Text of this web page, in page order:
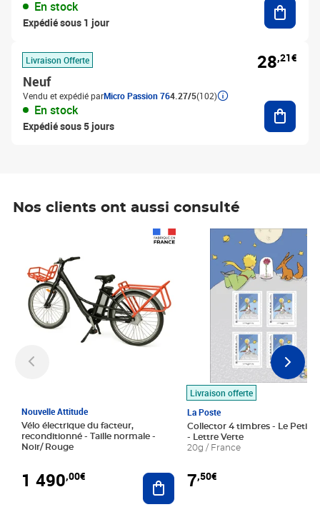
En stock
Expédié sous 1 jour
Livraison Offerte
Neuf
Vendu et expédié parMicro Passion 764.27/5(102)
En stock
Expédié sous 5 jours
28,21€
Nos clients ont aussi consulté
Nouvelle Attitude
Vélo électrique du facteur,
reconditionné - Taille normale -
Noir/ Rouge
1 490,00€ Ajouter au panier
Livraison offerte
La Poste
Collector 4 timbres - Le Petit
- Lettre Verte
20g / France
7,50€
Prix 7,50€